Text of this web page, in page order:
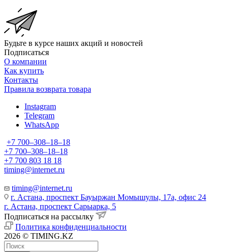
Будьте в курсе наших акций и новостей
Подписаться
О компании
Как купить
Контакты
Правила возврата товара
Instagram
Telegram
WhatsApp
+7 700‒308‒18‒18
+7 700‒308‒18‒18
+7 700 803 18 18
timing@internet.ru
timing@internet.ru
г. Астана, проспект Бауыржан Момышулы, 17а, офис 24
г. Астана, проспект Сарыарка, 5
Подписаться на рассылку
Политика конфиденциальности
2026 © TIMING.KZ